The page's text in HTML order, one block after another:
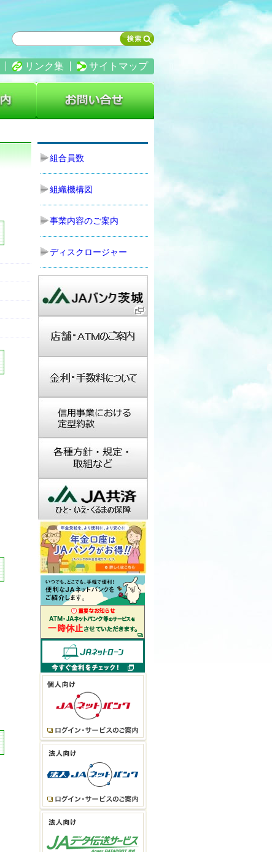
リンク集 サイトマップ
事業のご案内
組合員数
組織機構図
事業内容のご案内
ディスクロージャー